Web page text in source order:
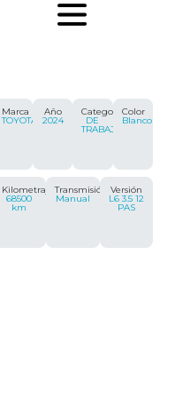
Marca
TOYOTA
Año
2024
Categoría
DE
TRABAJO
Color
Blanco
Kilometraje
68500
km
Transmisión
Manual
Versión
L6 3.5 12
PAS